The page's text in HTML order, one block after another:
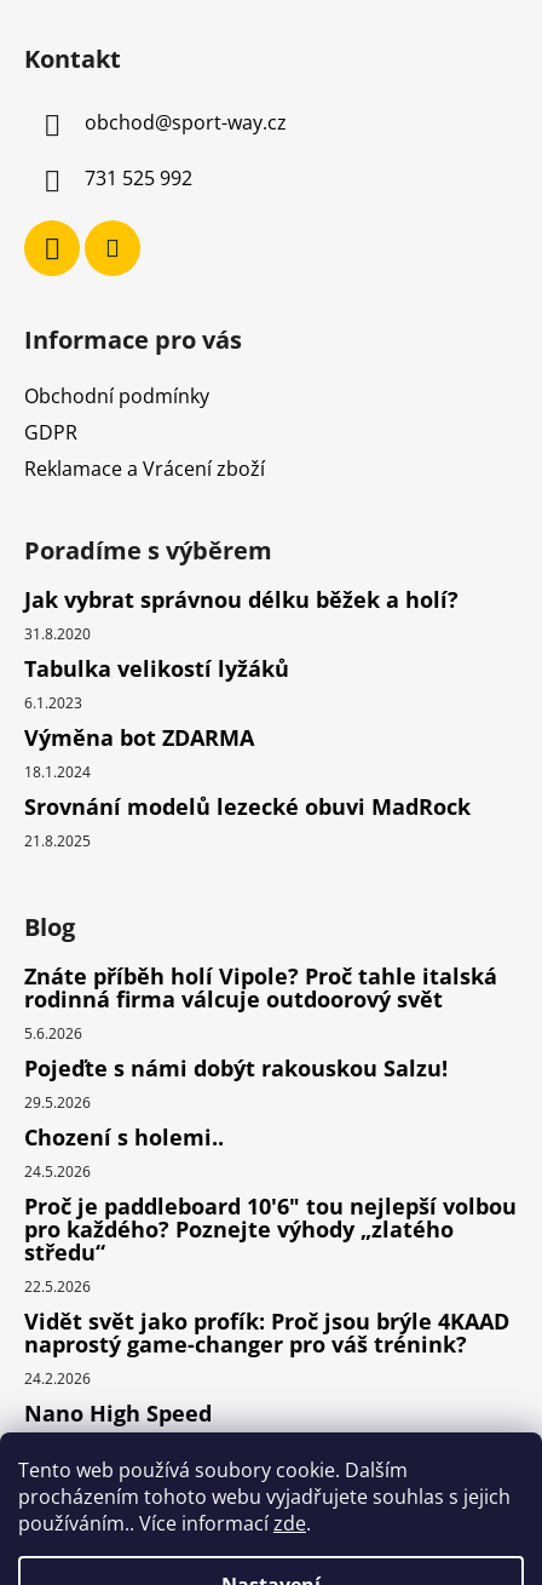
Tento web používá soubory cookie. Dalším
procházením tohoto webu vyjadřujete souhlas s jejich
používáním.. Více informacízde.
Kontakt
obchod@sport-way.cz
731 525 992
Informace pro vás
Obchodní podmínky
GDPR
Reklamace a Vrácení zboží
Poradíme s výběrem
Jak vybrat správnou délku běžek a holí?
31.8.2020
Tabulka velikostí lyžáků
6.1.2023
Výměna bot ZDARMA
18.1.2024
Srovnání modelů lezecké obuvi MadRock
21.8.2025
Blog
Znáte příběh holí Vipole? Proč tahle italská
rodinná firma válcuje outdoorový svět
5.6.2026
Pojeďte s námi dobýt rakouskou Salzu!
29.5.2026
Chození s holemi..
24.5.2026
Proč je paddleboard 10'6" tou nejlepší volbou
pro každého? Poznejte výhody „zlatého
středu“
22.5.2026
Vidět svět jako profík: Proč jsou brýle 4KAAD
naprostý game-changer pro váš trénink?
24.2.2026
Nano High Speed
Nejlepší cyklodoplňky v porovnání cena /
výkon